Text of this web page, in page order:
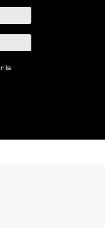
:*
:
la